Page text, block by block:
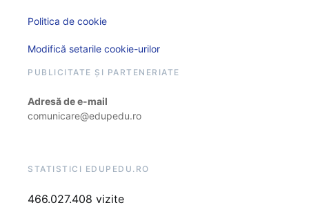
Politica de cookie
Modifică setarile cookie-urilor
PUBLICITATE ȘI PARTENERIATE
Adresă de e-mail
comunicare@edupedu.ro
STATISTICI EDUPEDU.RO
466.027.408 vizite